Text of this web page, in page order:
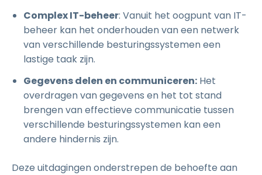
Complex IT-beheer: Vanuit het oogpunt van IT-
beheer kan het onderhouden van een netwerk
van verschillende besturingssystemen een
lastige taak zijn.
Gegevens delen en communiceren: Het
overdragen van gegevens en het tot stand
brengen van effectieve communicatie tussen
verschillende besturingssystemen kan een
andere hindernis zijn.
Deze uitdagingen onderstrepen de behoefte aan